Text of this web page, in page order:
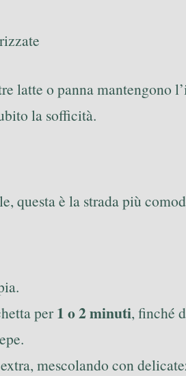
latte o panna mantengono
la sofficità.
questa è la strada più
per 1 o 2 minuti, finché
mescolando con